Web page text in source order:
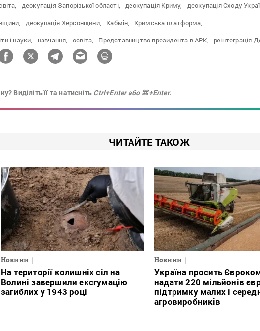
деокупація Запорізької області, деокупація Криму,
деокупація Сходу
деокупація Херсонщини, Кабмін,
Кримська платформа,
і науки,
навчання, освіта, Представництво президента в АРК,
реінтеграція
Виділіть її та натисніть Ctrl+Enter або ⌘+Enter.
ЧИТАЙТЕ ТАКОЖ
Новини
На території колишніх сіл на
Волині завершили ексгумацію
загиблих у 1943 році
Новини
Україна просить
надати 220 мільйонів
підтримку малих і
агровиробників